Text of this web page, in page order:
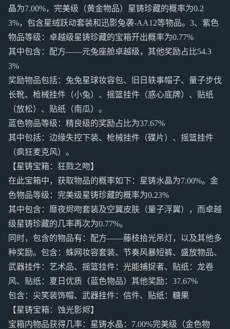
晶为7.00%，完美级（黄金物品）星铸珍藏的概率为0.2
3%，包含星绒跃动套装和迅影兔袭-AA12等物品。3、紫色
物品等级：卓越级星铸珍藏的宝箱开出概率为0.77%
其中包含：配方——元兔座舱卓越级，其他奖励占比54.3
3%
奖励物品包括：兔兔星球妆容包、旧日轶事帽子、量子步伐
长靴、枪械挂件（小兔）、摇篮挂件（惑心底牌）、贴纸
（放松）、贴纸（南瓜）。
蓝色物品等级：精良级的奖励占比为37.67%
其中包括：边缘失控下装、枪械挂件（碟片）、摇篮挂件
（疯狂麦克风）。
【星铸宝箱：狂戮之吻】
在此宝箱中，获取物品的概率如下：星铸水晶为7.00%。金
色物品等级：完美级星铸珍藏的概率为0.23%
其中包含：靡夜烬吻套装及空翼皮肤（量子浮翼），而卓越
级星铸珍藏的几率再次为0.77%。
同时，包含的物品有：配方——藤枝拾光吊灯，以及其他多
种奖励。包含：蛛网妆容套装、节奏风暴短裤、盛放物品、
武器挂件：艺术品、摇篮挂件：光能捕捉者、贴纸：龙卷
风、贴纸：夏日优质（蓝色物品）其他奖励：37.67%
包含：尖笑装饰帽、武器挂件：信件、贴纸：糖果
【星铸宝箱：蚀光影烬】
宝箱内物品获得几率：星铸水晶：7.00%完美级（金色物